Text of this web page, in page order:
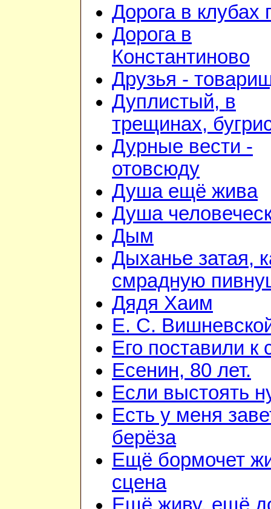
Дорога в клубах
Дорога в
Константиново
Друзья -
Дуплистый, в
трещинах,
Дурные вести -
отовсюду
Душа ещё жива
Душа
Дым
Дыханье затая,
смрадную
Дядя Хаим
Е. С.
Его поставили к
Есенин, 80 лет.
Если выстоять
Есть у меня
берёза
Ещё бормочет
сцена